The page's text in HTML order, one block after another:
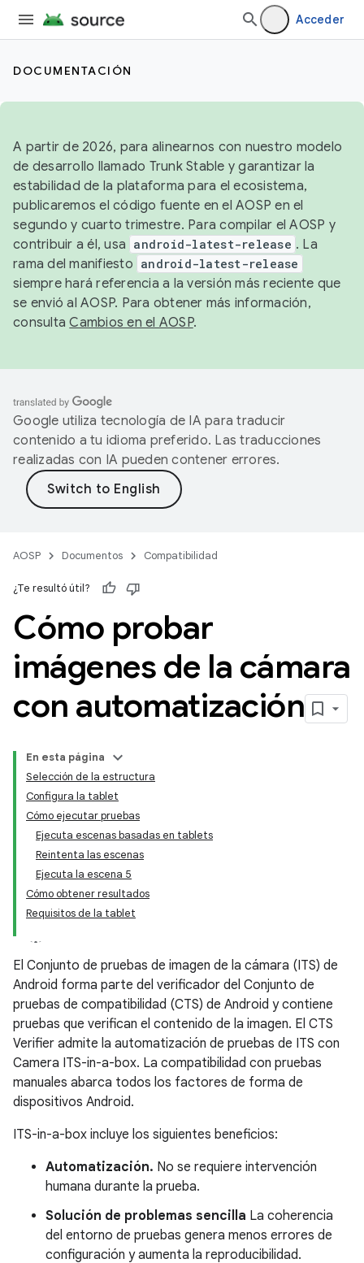
Acceder
DOCUMENTACIÓN
A partir de 2026, para alinearnos con nuestro modelo
de desarrollo llamado Trunk Stable y garantizar la
estabilidad de la plataforma para el ecosistema,
publicaremos el código fuente en el AOSP en el
segundo y cuarto trimestre. Para compilar el AOSP y
contribuir a él, usa android-latest-release . La
rama del manifiesto android-latest-release
siempre hará referencia a la versión más reciente que
se envió al AOSP. Para obtener más información,
consultaCambios en el AOSP.
Google utiliza tecnología de IA para traducir
contenido a tu idioma preferido. Las traducciones
realizadas con IA pueden contener errores.
AOSP Documentos Compatibilidad
¿Te resultó útil?
Cómo probar
imágenes de la cámara
con automatización
En esta página
Selección de la estructura
Configura la tablet
Cómo ejecutar pruebas
Ejecuta escenas basadas en tablets
Reintenta las escenas
Ejecuta la escena 5
Cómo obtener resultados
Requisitos de la tablet
El Conjunto de pruebas de imagen de la cámara (ITS) de
Android forma parte del verificador del Conjunto de
pruebas de compatibilidad (CTS) de Android y contiene
pruebas que verifican el contenido de la imagen. El CTS
Verifier admite la automatización de pruebas de ITS con
Camera ITS-in-a-box. La compatibilidad con pruebas
manuales abarca todos los factores de forma de
dispositivos Android.
ITS-in-a-box incluye los siguientes beneficios:
Automatización. No se requiere intervención
humana durante la prueba.
Solución de problemas sencilla La coherencia
del entorno de pruebas genera menos errores de
configuración y aumenta la reproducibilidad.